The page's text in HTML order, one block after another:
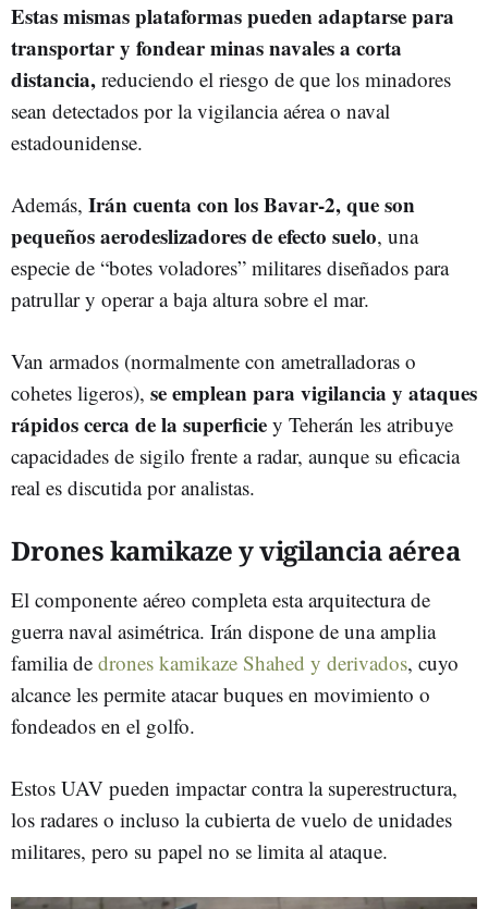
Estas mismas plataformas pueden adaptarse para
transportar y fondear minas navales a corta
distancia, reduciendo el riesgo de que los minadores
sean detectados por la vigilancia aérea o naval
estadounidense.
Además, Irán cuenta con los Bavar-2, que son
pequeños aerodeslizadores de efecto suelo, una
especie de “botes voladores” militares diseñados para
patrullar y operar a baja altura sobre el mar.
Van armados (normalmente con ametralladoras o
cohetes ligeros), se emplean para vigilancia y ataques
rápidos cerca de la superficie y Teherán les atribuye
capacidades de sigilo frente a radar, aunque su eficacia
real es discutida por analistas.
Drones kamikaze y vigilancia aérea
El componente aéreo completa esta arquitectura de
guerra naval asimétrica. Irán dispone de una amplia
familia de drones kamikaze Shahed y derivados, cuyo
alcance les permite atacar buques en movimiento o
fondeados en el golfo.
Estos UAV pueden impactar contra la superestructura,
los radares o incluso la cubierta de vuelo de unidades
militares, pero su papel no se limita al ataque.